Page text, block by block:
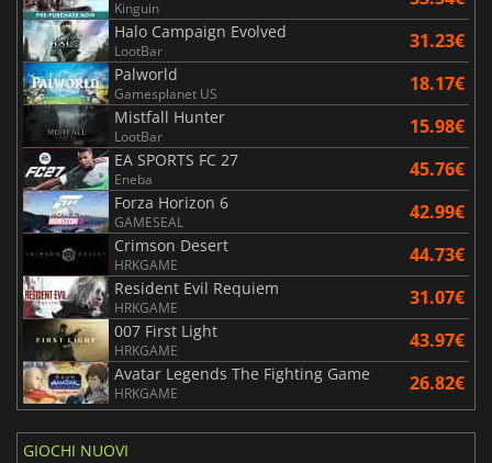
Kinguin
Halo Campaign Evolved
LootBar 31.23€
Palworld
Gamesplanet US 18.17€
Mistfall Hunter
LootBar 15.98€
EA SPORTS FC 27
Eneba 45.76€
Forza Horizon 6
GAMESEAL 42.99€
Crimson Desert
HRKGAME 44.73€
Resident Evil Requiem
HRKGAME 31.07€
007 First Light
HRKGAME 43.97€
Avatar Legends The Fighting Game
HRKGAME 26.82€
GIOCHI NUOVI